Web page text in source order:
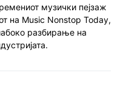
музички пејзаж
на Music Nonstop Today,
разбирање на